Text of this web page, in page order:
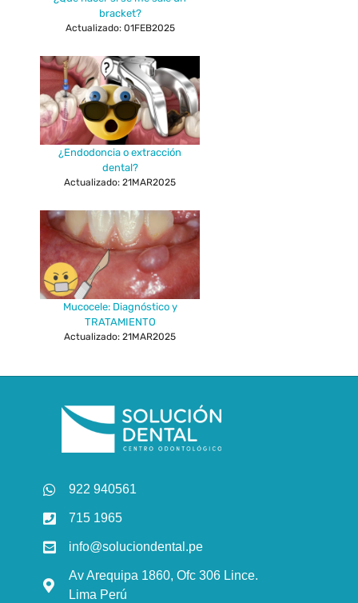
bracket?
Actualizado: 01FEB2025
¿Endodoncia o extracción
dental?
Actualizado: 21MAR2025
Mucocele: Diagnóstico y
TRATAMIENTO
Actualizado: 21MAR2025
922 940561
715 1965
info@soluciondental.pe
Av Arequipa 1860, Ofc 306 Lince.
Lima Perú